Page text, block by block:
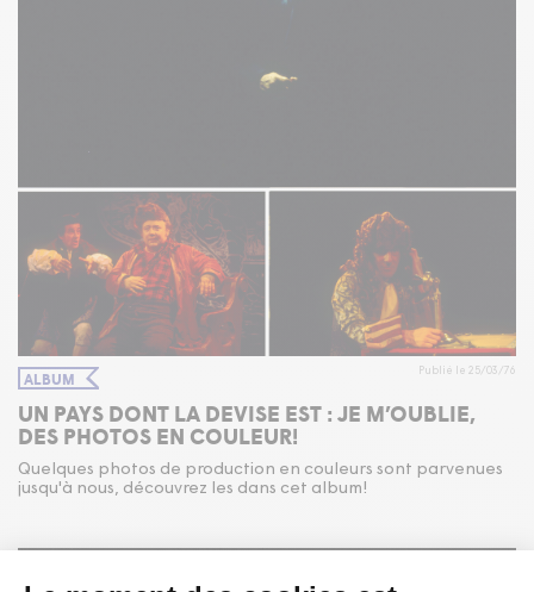
ALBUM Publié le 25/03/76
UN PAYS DONT LA DEVISE EST : JE M’OUBLIE,
DES PHOTOS EN COULEUR!
Quelques photos de production en couleurs sont parvenues
jusqu'à nous, découvrez les dans cet album!